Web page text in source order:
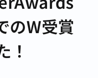
のW受賞
！